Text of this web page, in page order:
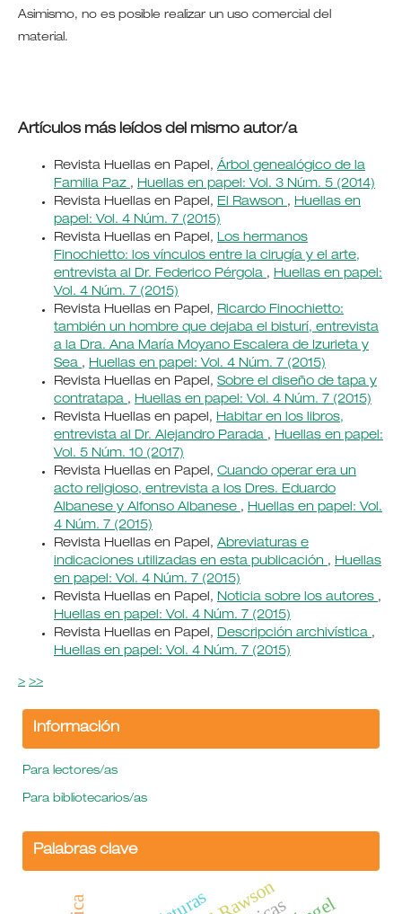
Asimismo, no es posible realizar un uso comercial del
material.
Artículos más leídos del mismo autor/a
Revista Huellas en Papel, Árbol genealógico de la
Familia Paz , Huellas en papel: Vol. 3 Núm. 5 (2014)
Revista Huellas en Papel, El Rawson , Huellas en
papel: Vol. 4 Núm. 7 (2015)
Revista Huellas en Papel, Los hermanos
Finochietto: los vínculos entre la cirugía y el arte,
entrevista al Dr. Federico Pérgola , Huellas en papel:
Vol. 4 Núm. 7 (2015)
Revista Huellas en Papel, Ricardo Finochietto:
también un hombre que dejaba el bisturí, entrevista
a la Dra. Ana María Moyano Escalera de Izurieta y
Sea , Huellas en papel: Vol. 4 Núm. 7 (2015)
Revista Huellas en Papel, Sobre el diseño de tapa y
contratapa , Huellas en papel: Vol. 4 Núm. 7 (2015)
Revista Huellas en papel, Habitar en los libros,
entrevista al Dr. Alejandro Parada , Huellas en papel:
Vol. 5 Núm. 10 (2017)
Revista Huellas en Papel, Cuando operar era un
acto religioso, entrevista a los Dres. Eduardo
Albanese y Alfonso Albanese , Huellas en papel: Vol.
4 Núm. 7 (2015)
Revista Huellas en Papel, Abreviaturas e
indicaciones utilizadas en esta publicación , Huellas
en papel: Vol. 4 Núm. 7 (2015)
Revista Huellas en Papel, Noticia sobre los autores ,
Huellas en papel: Vol. 4 Núm. 7 (2015)
Revista Huellas en Papel, Descripción archivística ,
Huellas en papel: Vol. 4 Núm. 7 (2015)
> >>
Información
Para lectores/as
Para bibliotecarios/as
Palabras clave